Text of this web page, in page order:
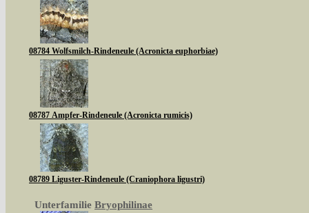
08784 Wolfsmilch-Rindeneule (Acronicta euphorbiae)
08787 Ampfer-Rindeneule (Acronicta rumicis)
08789 Liguster-Rindeneule (Craniophora ligustri)
Unterfamilie Bryophilinae